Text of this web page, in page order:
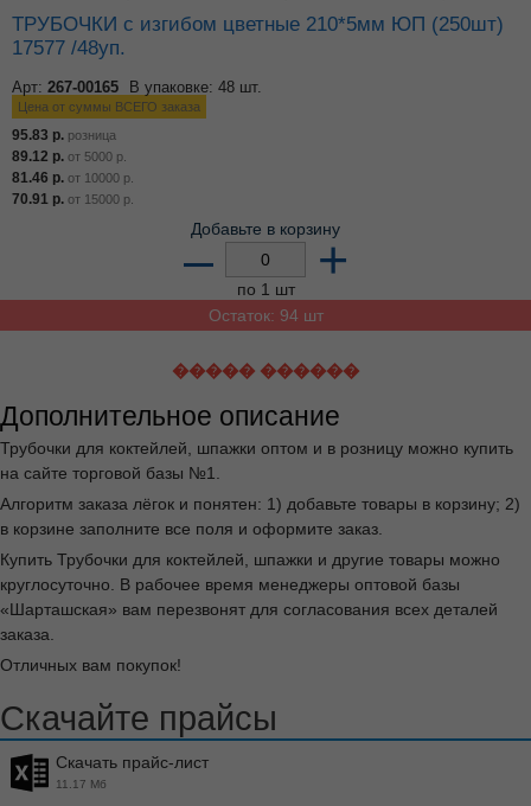
ТРУБОЧКИ с изгибом цветные 210*5мм ЮП (250шт)
17577 /48уп.
Арт: 267-00165 В упаковке: 48 шт.
Цена от суммы ВСЕГО заказа
95.83 р. розница
89.12 р. от 5000 р.
81.46 р. от 10000 р.
70.91 р. от 15000 р.
Добавьте в корзину
– +
по 1 шт
Остаток: 94 шт
����� ������
Дополнительное описание
Трубочки для коктейлей, шпажки оптом и в розницу можно купить
на сайте торговой базы №1.
Алгоритм заказа лёгок и понятен: 1) добавьте товары в корзину; 2)
в корзине заполните все поля и оформите заказ.
Купить Трубочки для коктейлей, шпажки и другие товары можно
круглосуточно. В рабочее время менеджеры оптовой базы
«Шарташская» вам перезвонят для согласования всех деталей
заказа.
Отличных вам покупок!
Скачайте прайсы
Скачать прайс-лист
11.17 Мб